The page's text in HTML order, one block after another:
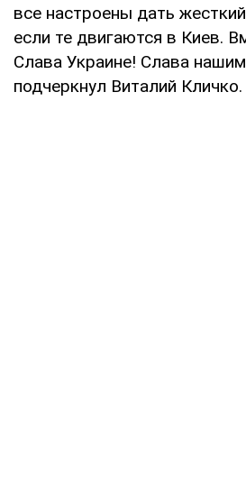
все настроены дать
если те двигаются в Киев.
Слава Украине! Слава
подчеркнул Виталий Кличко.